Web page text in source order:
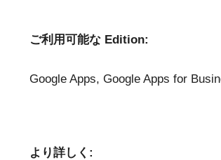
ご利用可能な Edition:
Google Apps, Google Apps for
より詳しく: